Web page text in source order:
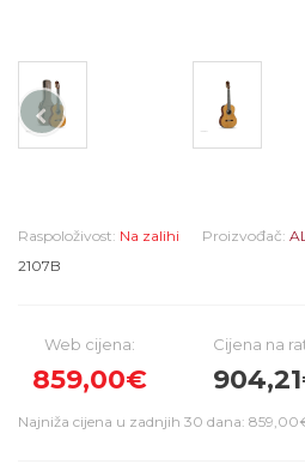
Raspoloživost: Na zalihi Proizvođač:
2107B
Web cijena:
859,00€
Cijena na
Najniža cijena u zadnjih 30 dana: